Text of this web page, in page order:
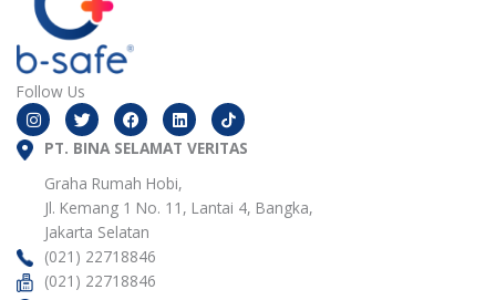
Follow Us
I
n
s
t
T
w
i
t
e
F
a
c
e
o
o
L
i
n
k
d
i
n
PT. BINA SELAMAT VERITAS
Graha Rumah Hobi,
Jl. Kemang 1 No. 11, Lantai 4, Bangka,
Jakarta Selatan
(021) 22718846
(021) 22718846